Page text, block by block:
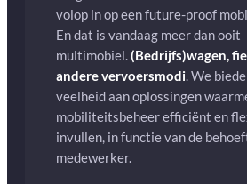
volop in op een future-proof
En dat is vandaag meer dan ooit
multimobiel.(Bedrijfs)wagen,
andere vervoersmodi. We
veelheid aan oplossingen
mobiliteitsbeheer efficiënt en
invullen, in functie van de
medewerker.